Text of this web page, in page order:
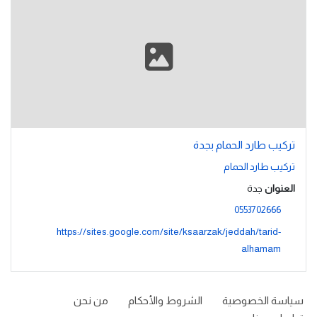
تركيب طارد الحمام بجدة
تركيب طارد الحمام
العنوان جدة
0553702666
https://sites.google.com/site/ksaarzak/jeddah/tarid-
alhamam
سياسة الخصوصية الشروط والأحكام
من نحن